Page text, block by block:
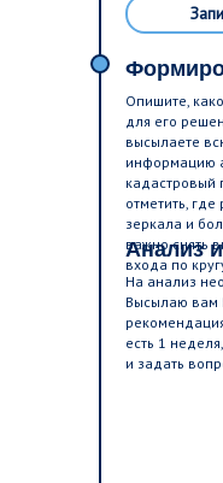
Опишите,
для его
высылаете
информацию
кадастровый
отметить,
зеркала и
важно снять
входа по
На анализ
Высылаю вам
есть 1
и задать
Анализ